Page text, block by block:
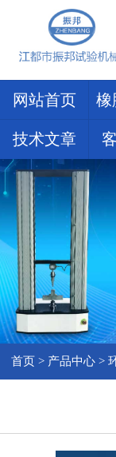
网站首页 橡
技术文章
首页 > 产品中心 >